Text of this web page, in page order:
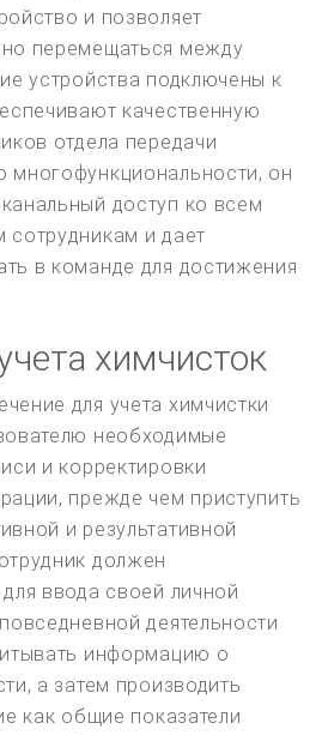
и позволяет
перемещаться между
устройства подключены к
качественную
отдела передачи
он
доступ ко всем
сотрудникам и дает
в команде для достижения
химчисток
для учета химчистки
необходимые
и корректировки
прежде чем приступить
и результативной
должен
ввода своей личной
деятельности
информацию о
а затем производить
как общие показатели